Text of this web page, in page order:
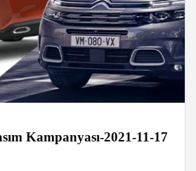
Kampanyası-2021-11-17